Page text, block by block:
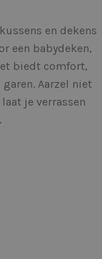
en dekens
een babydeken,
biedt comfort,
Aarzel niet
je verrassen